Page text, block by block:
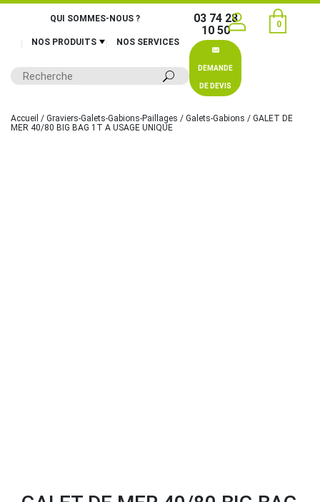
QUI SOMMES-NOUS ?
NOS PRODUITS NOS SERVICES
03 74 28
10 50
DEMANDE
DE DEVIS
0
Accueil / Graviers-Galets-Gabions-Paillages / Galets-Gabions / GALET DE
MER 40/80 BIG BAG 1T A USAGE UNIQUE